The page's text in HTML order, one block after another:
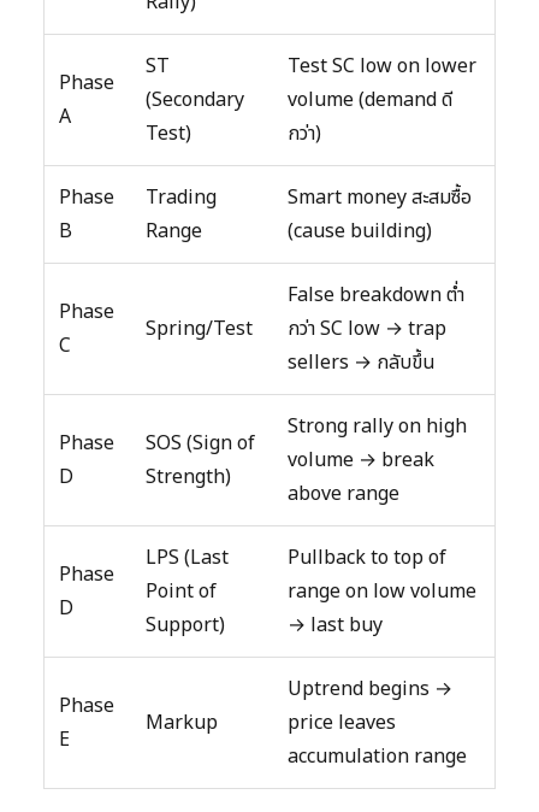
Phase
A
ST
(Secondary
Test)
Test SC low on lower
volume (demand ดี
กว่า)
Phase
B
Trading
Range
Smart money สะสมซื้อ
(cause building)
Phase
C
Spring/Test
False breakdown ต่ำ
กว่า SC low → trap
sellers → กลับขึ้น
Phase
D
SOS (Sign of
Strength)
Strong rally on high
volume → break
above range
Phase
D
LPS (Last
Point of
Support)
Pullback to top of
range on low volume
→ last buy
Phase
E
Markup
Uptrend begins →
price leaves
accumulation range